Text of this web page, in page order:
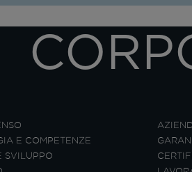
E COMPETENZE
SVILUPPO